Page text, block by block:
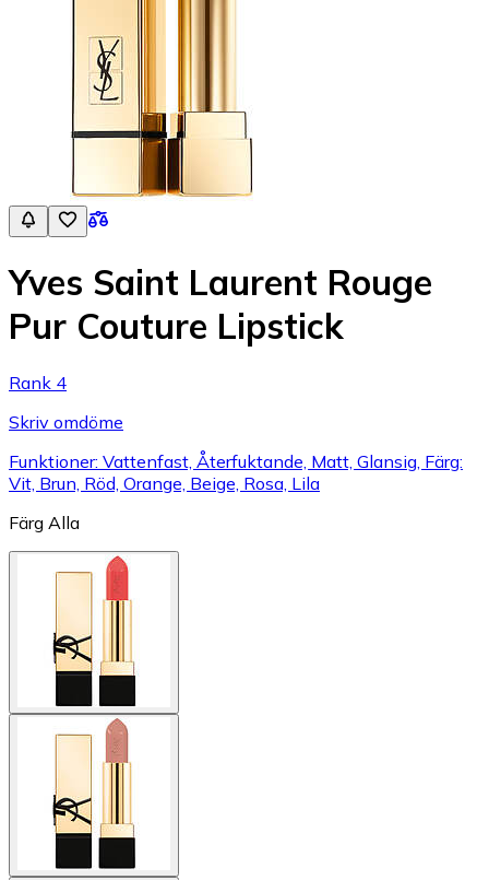
Yves Saint Laurent Rouge
Pur Couture Lipstick
Rank 4
Skriv omdöme
Funktioner: Vattenfast, Återfuktande, Matt, Glansig, Färg:
Vit, Brun, Röd, Orange, Beige, Rosa, Lila
Färg Alla